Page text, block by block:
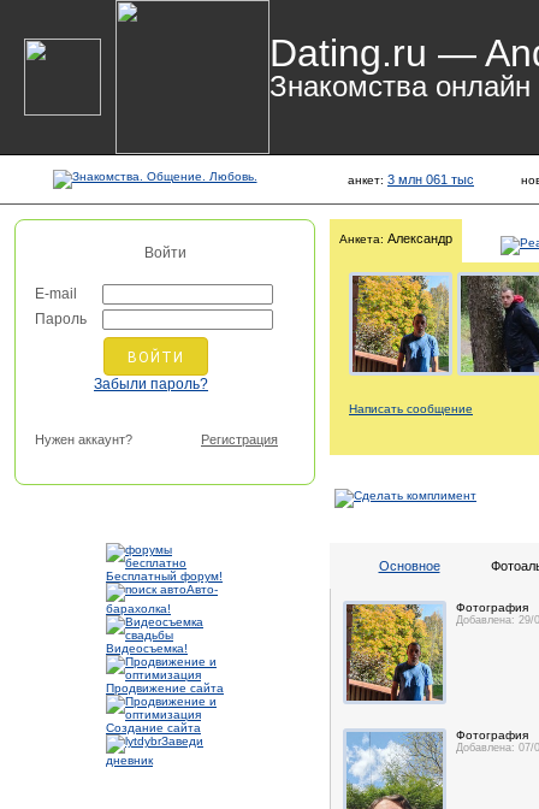
Dating.ru —
Знакомства онлайн
анкет: 3 млн 061 тыс
Войти
E-mail
Пароль
Забыли пароль?
Нужен аккаунт? Регистрация
Бесплатный форум!
Авто-
барахолка!
Видеосъемка!
Продвижение сайта
Создание сайта
Заведи
дневник
Анкета: Александр
Написать сообщение
Основное
Фотография
Добавлена: 29/
Фотография
Добавлена: 07/